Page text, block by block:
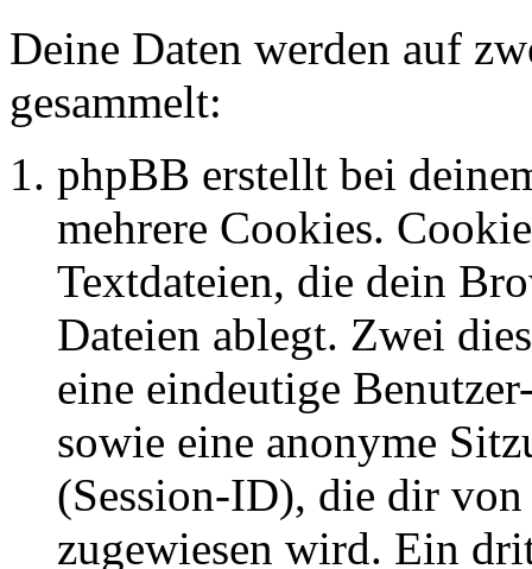
Deine Daten werden auf
gesammelt:
phpBB erstellt bei
mehrere Cookies.
Textdateien, die dein
Dateien ablegt. Zwei
eine eindeutige
sowie eine anonyme
(Session-ID), die dir
zugewiesen wird. Ein